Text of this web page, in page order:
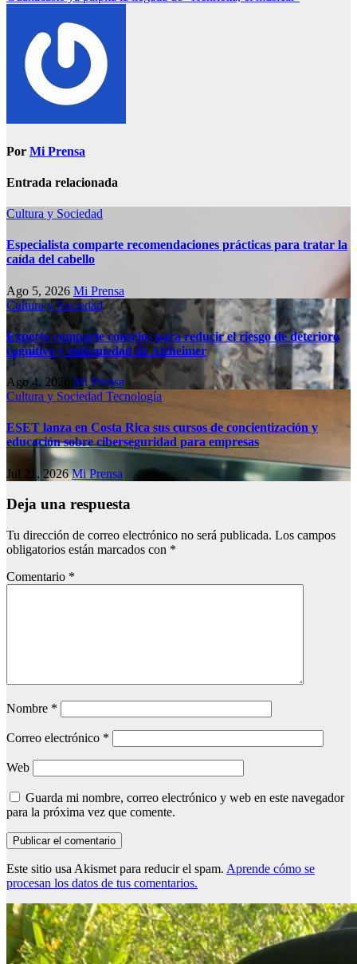
Por Mi Prensa
Entrada relacionada
Cultura y Sociedad
Especialista comparte recomendaciones prácticas para tratar la
caída del cabello
Ago 5, 2026 Mi Prensa
Cultura y Sociedad
Experto comparte consejos para reducir el riesgo de deterioro
cognitivo у enfermedad de Alzheimer
Ago 4, 2026 Mi Prensa
Cultura y Sociedad Tecnología
ESET lanza en Costa Rica sus cursos de concientización y
educación sobre ciberseguridad para empresas
Jul 21, 2026Mi Prensa
Deja una respuesta
Tu dirección de correo electrónico no será publicada. Los campos
obligatorios están marcados con *
Comentario *
Nombre *
Correo electrónico *
Web
Guarda mi nombre, correo electrónico y web en este navegador
para la próxima vez que comente.
Este sitio usa Akismet para reducir el spam. Aprende cómo se
procesan los datos de tus comentarios.